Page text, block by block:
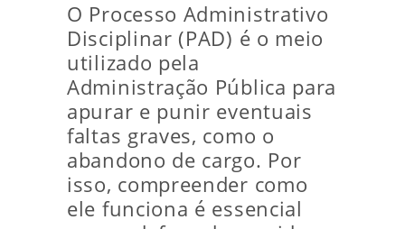
O Processo Administrativo
Disciplinar (PAD) é o meio
utilizado pela
Administração Pública para
apurar e punir eventuais
faltas graves, como o
abandono de cargo. Por
isso, compreender como
ele funciona é essencial